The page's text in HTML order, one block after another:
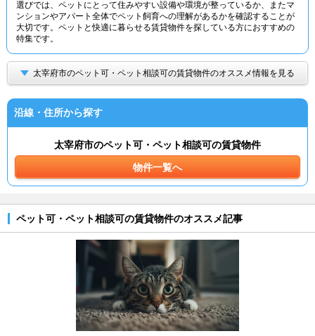
選びでは、ペットにとって住みやすい設備や環境が整っているか、またマ
ンションやアパート全体でペット飼育への理解があるかを確認することが
大切です。ペットと快適に暮らせる賃貸物件を探している方におすすめの
特集です。
太宰府市のペット可・ペット相談可の賃貸物件のオススメ情報を見る
沿線・住所から探す
太宰府市のペット可・ペット相談可の賃貸物件
物件一覧へ
ペット可・ペット相談可の賃貸物件のオススメ記事